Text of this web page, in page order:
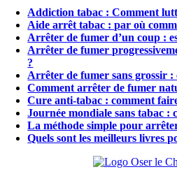
Addiction tabac : Comment
Aide arrêt tabac : par où
Arrêter de fumer d’un coup :
Arrêter de fumer
?
Arrêter de fumer sans grossir :
Comment arrêter de fumer
Cure anti-tabac : comment
Journée mondiale sans tabac :
La méthode simple pour
Quels sont les meilleurs livres